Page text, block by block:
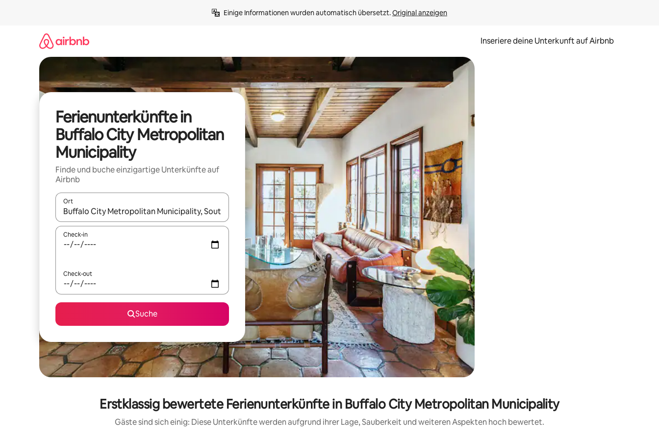
Einige Informationen wurden automatisch übersetzt. Original anzeigen
Inseriere deine Unterkunft auf Airbnb
Ferienunterkünfte in
Buffalo City Metropolitan
Municipality
Finde und buche einzigartige Unterkünfte auf
Airbnb
Ort
Wenn Ergebnisse verfügbar sind, navigiere mit den Pfeiltasten nach oben und unten oder erkunde die Ergebnisse durch Berühren oder Wischgesten.
Check-in
Check-out
Suche
Erstklassig bewertete Ferienunterkünfte in Buffalo City Metropolitan Municipality
Gäste sind sich einig: Diese Unterkünfte werden aufgrund ihrer Lage, Sauberkeit und weiteren Aspekten hoch bewertet.